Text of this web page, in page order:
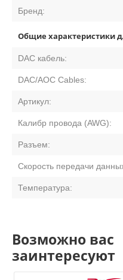
Бренд:
Общие характеристики
DAC кабель:
DAC/AOC Cables:
Артикул:
Калибр провода (AWG):
Разъем:
Скорость передачи
Температура:
Возможно вас
заинтересуют